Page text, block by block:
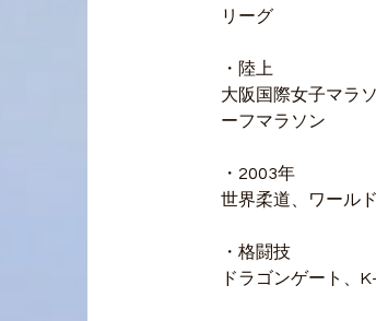
リーグ
・陸上
大阪国際女子マラ
ーフマラソン
・2003年
世界柔道、ワール
・格闘技
ドラゴンゲート、